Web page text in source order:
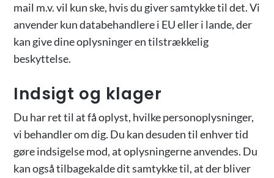
mail m.v. vil kun ske, hvis du giver samtykke til det. Vi
anvender kun databehandlere i EU eller i lande, der
kan give dine oplysninger en tilstrækkelig
beskyttelse.
Indsigt og klager
Du har ret til at få oplyst, hvilke personoplysninger,
vi behandler om dig. Du kan desuden til enhver tid
gøre indsigelse mod, at oplysningerne anvendes. Du
kan også tilbagekalde dit samtykke til, at der bliver